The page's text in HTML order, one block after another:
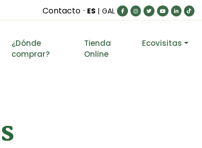
Contacto · ES | GAL
¿Dónde
comprar?
Tienda
Online
Ecovisitas